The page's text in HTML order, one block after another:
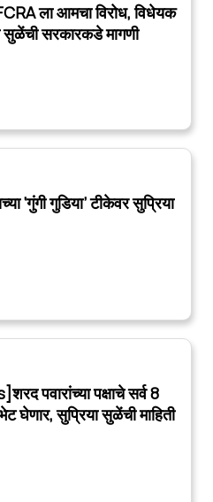
ला आमचा विरोध, विधेयक
सुळेंची सरकारकडे मागणी
गुडिया’ टीकेवर सुप्रिया
पवारांच्या पक्षाचे सर्व 8
घेणार, सुप्रिया सुळेंची माहिती